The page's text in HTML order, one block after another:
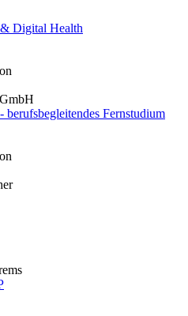
Digital Health
Fernstudium